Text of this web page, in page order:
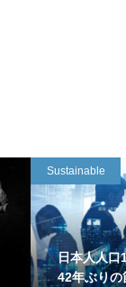
Sustainable
日本人人
42年ぶりの